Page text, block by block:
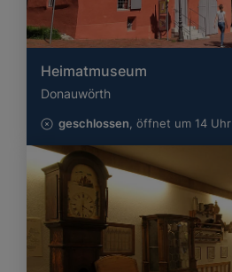
Heimatmuseum
Donauwörth
geschlossen, öffnet um 14 Uhr